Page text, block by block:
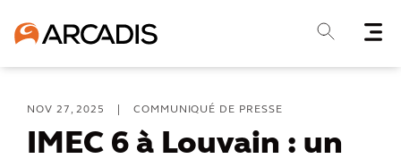
NOV 27, 2025 COMMUNIQUÉ DE PRESSE
IMEC 6 à Louvain : un